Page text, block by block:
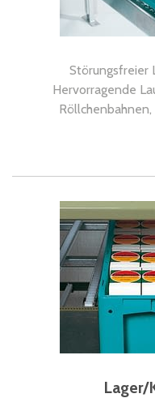
Störungsfreier
Hervorragende
Lager/